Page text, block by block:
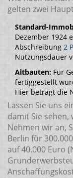
gelten zwei
Standard-
Dezember 1924
Abschreibung 2
Nutzungsdauer
Altbauten: Für
fertiggestellt
Hier beträgt die
Lassen Sie uns
damit Sie sehen,
Nehmen wir an,
Berlin für
auf 40.000 Euro